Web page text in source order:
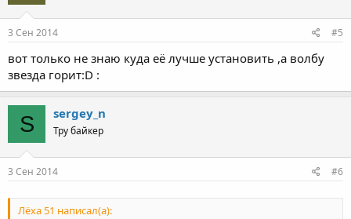
3 Сен 2014 #5
вот только не знаю куда её лучше установить ,а волбу
звезда горит:D :
S sergey_n
Тру байкер
3 Сен 2014 #6
Лёха 51 написал(а):